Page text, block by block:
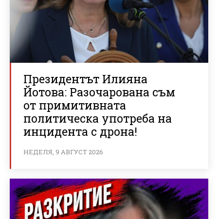
Президентът Илияна
Йотова: Разочарована съм
от примитивната
политическа употреба на
инцидента с дрона!
НЕДЕЛЯ, 9 АВГУСТ 2026